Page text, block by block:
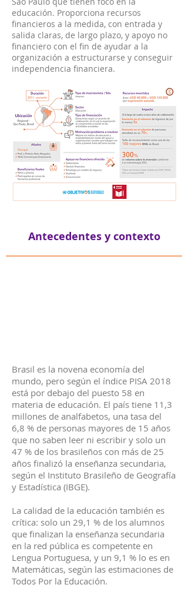
educación. Proporciona recursos
financieros a la medida, con entrada y
salida claras, de largo plazo, y apoyo no
financiero con el fin de ayudar a la
organización a estructurarse y conseguir
independencia financiera.
Antecedentes y contexto
Brasil es la novena economía del
mundo, pero según el índice PISA 2018
está por debajo del puesto 58 en
materia de educación. El país tiene 11,3
millones de analfabetos, una tasa del
6,8 % de personas mayores de 15 años
que no saben leer ni escribir y solo un
47 % de los brasileños con más de 25
años finalizó la enseñanza secundaria,
según el Instituto Brasileño de Geografía
y Estadística (IBGE).
La calidad de la educación también es
crítica: solo un 29,1 % de los alumnos
que finalizan la enseñanza secundaria
en la red pública es competente en
Lengua Portuguesa, y un 9,1 % lo es en
Matemáticas, según las estimaciones de
Todos Por la Educación.